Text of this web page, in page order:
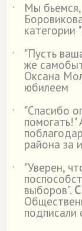
˙
Мы бьемся,
категории
˙
"Пусть
же
Оксана
юбилеем
˙
"Спасибо
помогать!"
района за
˙
"Уверен,
выборов".
подписали